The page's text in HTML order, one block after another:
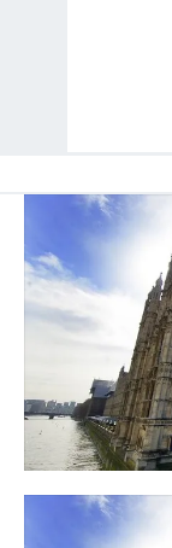
Çerezlere ilişkin
vasıtasıyla
için Ayarlar
Metnimizi
6698 sayılı
hazırlanmış
ilgili mevzuata
almak için lütfen